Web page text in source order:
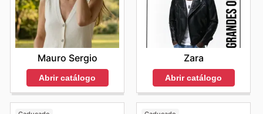
Mauro Sergio
Abrir catálogo
Zara
Abrir catálogo